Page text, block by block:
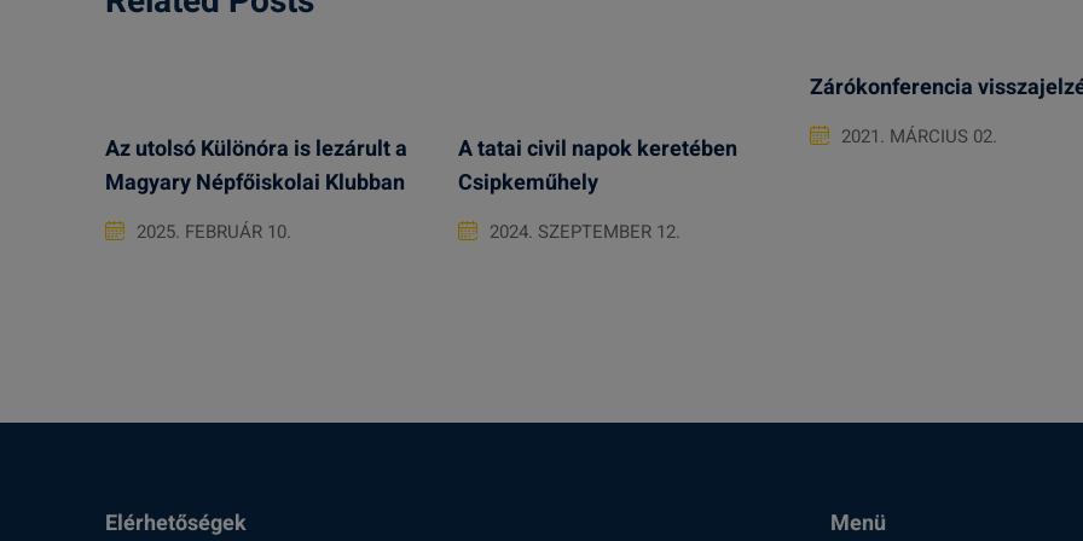
Az utolsó Különóra is lezárult a
Magyary Népfőiskolai Klubban
2025. FEBRUÁR 10.
A tatai civil napok keretében
Csipkeműhely
2024. SZEPTEMBER 12.
Zárókonferencia
2021. MÁRCIUS 02.
Elérhetőségek Menü